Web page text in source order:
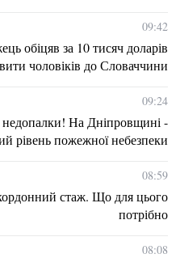
09:42
обіцяв за 10 тисяч доларів
чоловіків до Словаччини
09:24
недопалки! На Дніпровщині -
рівень пожежної небезпеки
08:59
стаж. Що для цього
потрібно
08:08